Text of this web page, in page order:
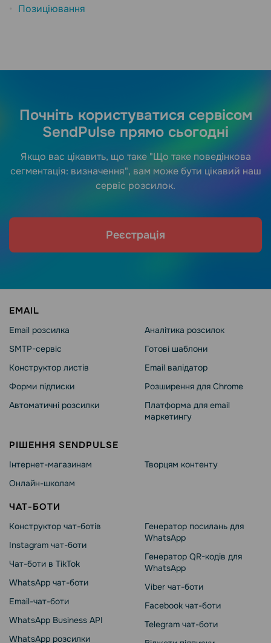
Позиціювання
Почніть користуватися сервісом
SendPulse прямо сьогодні
Якщо вас цікавить, що таке "Що таке поведінкова
сегментація: визначення", вам може бути цікавий наш
сервіс розсилок.
Реєстрація
EMAIL
Email розсилка
SMTP-сервіс
Конструктор листів
Форми підписки
Автоматичні розсилки
Аналітика розсилок
Готові шаблони
Email валідатор
Розширення для Chrome
Платформа для email
маркетингу
РІШЕННЯ SENDPULSE
Інтернет-магазинам
Онлайн-школам
Творцям контенту
ЧАТ-БОТИ
Конструктор чат-ботів
Instagram чат-боти
Чат-боти в TikTok
WhatsApp чат-боти
Email-чат-боти
WhatsApp Business API
WhatsApp розсилки
Генератор посилань для
WhatsApp
Генератор QR-кодів для
WhatsApp
Viber чат-боти
Facebook чат-боти
Telegram чат-боти